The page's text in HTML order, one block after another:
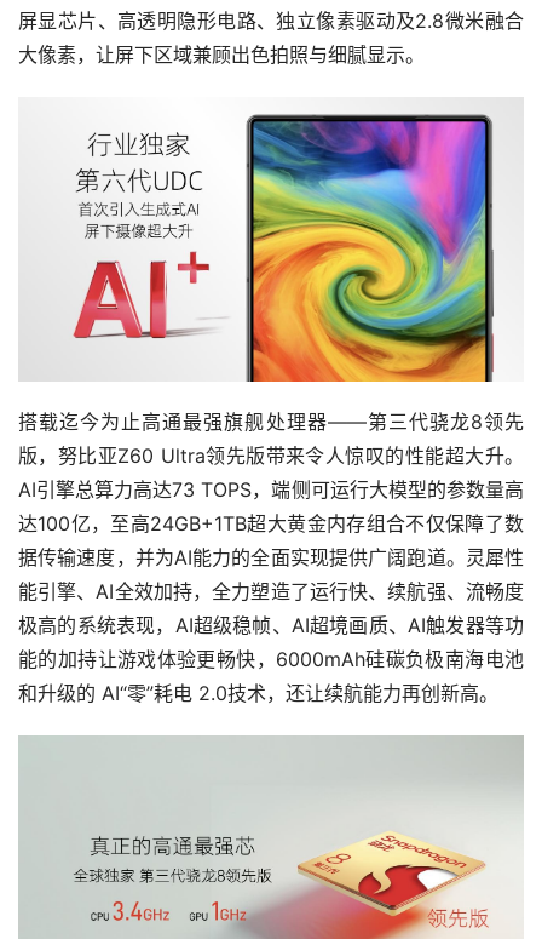
屏显芯片、高透明隐形电路、独立像素驱动及2.8微米融合
大像素，让屏下区域兼顾出色拍照与细腻显示。
搭载迄今为止高通最强旗舰处理器——第三代骁龙8领先
版，努比亚Z60 Ultra领先版带来令人惊叹的性能超大升。
AI引擎总算力高达73 TOPS，端侧可运行大模型的参数量高
达100亿，至高24GB+1TB超大黄金内存组合不仅保障了数
据传输速度，并为AI能力的全面实现提供广阔跑道。灵犀性
能引擎、AI全效加持，全力塑造了运行快、续航强、流畅度
极高的系统表现，AI超级稳帧、AI超境画质、AI触发器等功
能的加持让游戏体验更畅快，6000mAh硅碳负极南海电池
和升级的 AI“零”耗电 2.0技术，还让续航能力再创新高。